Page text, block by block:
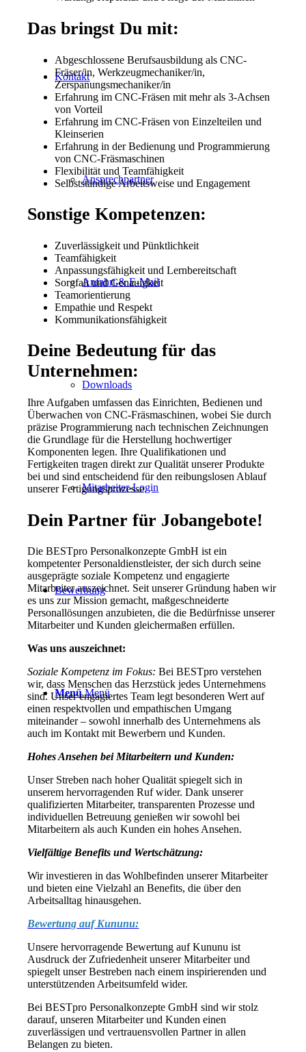
Kontakt
Ansprechpartner
Anfahrt & E-Mail
Downloads
Mitarbeiter-Login
Bewerbung
Menü Menü
Das bringst Du mit:
Abgeschlossene Berufsausbildung als CNC-
Fräser/in, Werkzeugmechaniker/in,
Zerspanungsmechaniker/in
Erfahrung im CNC-Fräsen mit mehr als 3-Achsen
von Vorteil
Erfahrung im CNC-Fräsen von Einzelteilen und
Kleinserien
Erfahrung in der Bedienung und Programmierung
von CNC-Fräsmaschinen
Flexibilität und Teamfähigkeit
Selbstständige Arbeitsweise und Engagement
Sonstige Kompetenzen:
Zuverlässigkeit und Pünktlichkeit
Teamfähigkeit
Anpassungsfähigkeit und Lernbereitschaft
Sorgfalt und Genauigkeit
Teamorientierung
Empathie und Respekt
Kommunikationsfähigkeit
Deine Bedeutung für das
Unternehmen:
Ihre Aufgaben umfassen das Einrichten, Bedienen und
Überwachen von CNC-Fräsmaschinen, wobei Sie durch
präzise Programmierung nach technischen Zeichnungen
die Grundlage für die Herstellung hochwertiger
Komponenten legen. Ihre Qualifikationen und
Fertigkeiten tragen direkt zur Qualität unserer Produkte
bei und sind entscheidend für den reibungslosen Ablauf
unserer Fertigungsprozesse.
Dein Partner für Jobangebote!
Die BESTpro Personalkonzepte GmbH ist ein
kompetenter Personaldienstleister, der sich durch seine
ausgeprägte soziale Kompetenz und engagierte
Mitarbeiter auszeichnet. Seit unserer Gründung haben wir
es uns zur Mission gemacht, maßgeschneiderte
Personallösungen anzubieten, die die Bedürfnisse unserer
Mitarbeiter und Kunden gleichermaßen erfüllen.
Was uns auszeichnet:
Soziale Kompetenz im Fokus: Bei BESTpro verstehen
wir, dass Menschen das Herzstück jedes Unternehmens
sind. Unser engagiertes Team legt besonderen Wert auf
einen respektvollen und empathischen Umgang
miteinander – sowohl innerhalb des Unternehmens als
auch im Kontakt mit Bewerbern und Kunden.
Hohes Ansehen bei Mitarbeitern und Kunden:
Unser Streben nach hoher Qualität spiegelt sich in
unserem hervorragenden Ruf wider. Dank unserer
qualifizierten Mitarbeiter, transparenten Prozesse und
individuellen Betreuung genießen wir sowohl bei
Mitarbeitern als auch Kunden ein hohes Ansehen.
Vielfältige Benefits und Wertschätzung:
Wir investieren in das Wohlbefinden unserer Mitarbeiter
und bieten eine Vielzahl an Benefits, die über den
Arbeitsalltag hinausgehen.
Bewertung auf Kununu:
Unsere hervorragende Bewertung auf Kununu ist
Ausdruck der Zufriedenheit unserer Mitarbeiter und
spiegelt unser Bestreben nach einem inspirierenden und
unterstützenden Arbeitsumfeld wider.
Bei BESTpro Personalkonzepte GmbH sind wir stolz
darauf, unseren Mitarbeiter und Kunden einen
zuverlässigen und vertrauensvollen Partner in allen
Belangen zu bieten.